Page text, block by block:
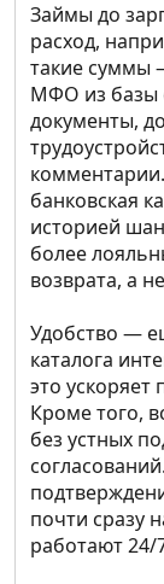
Займы до
расход,
такие суммы
МФО из базы
документы,
банковская
историей
более
возврата, а
Удобство —
каталога
это ускоряет
Кроме того,
без устных
почти сразу
работают 24/